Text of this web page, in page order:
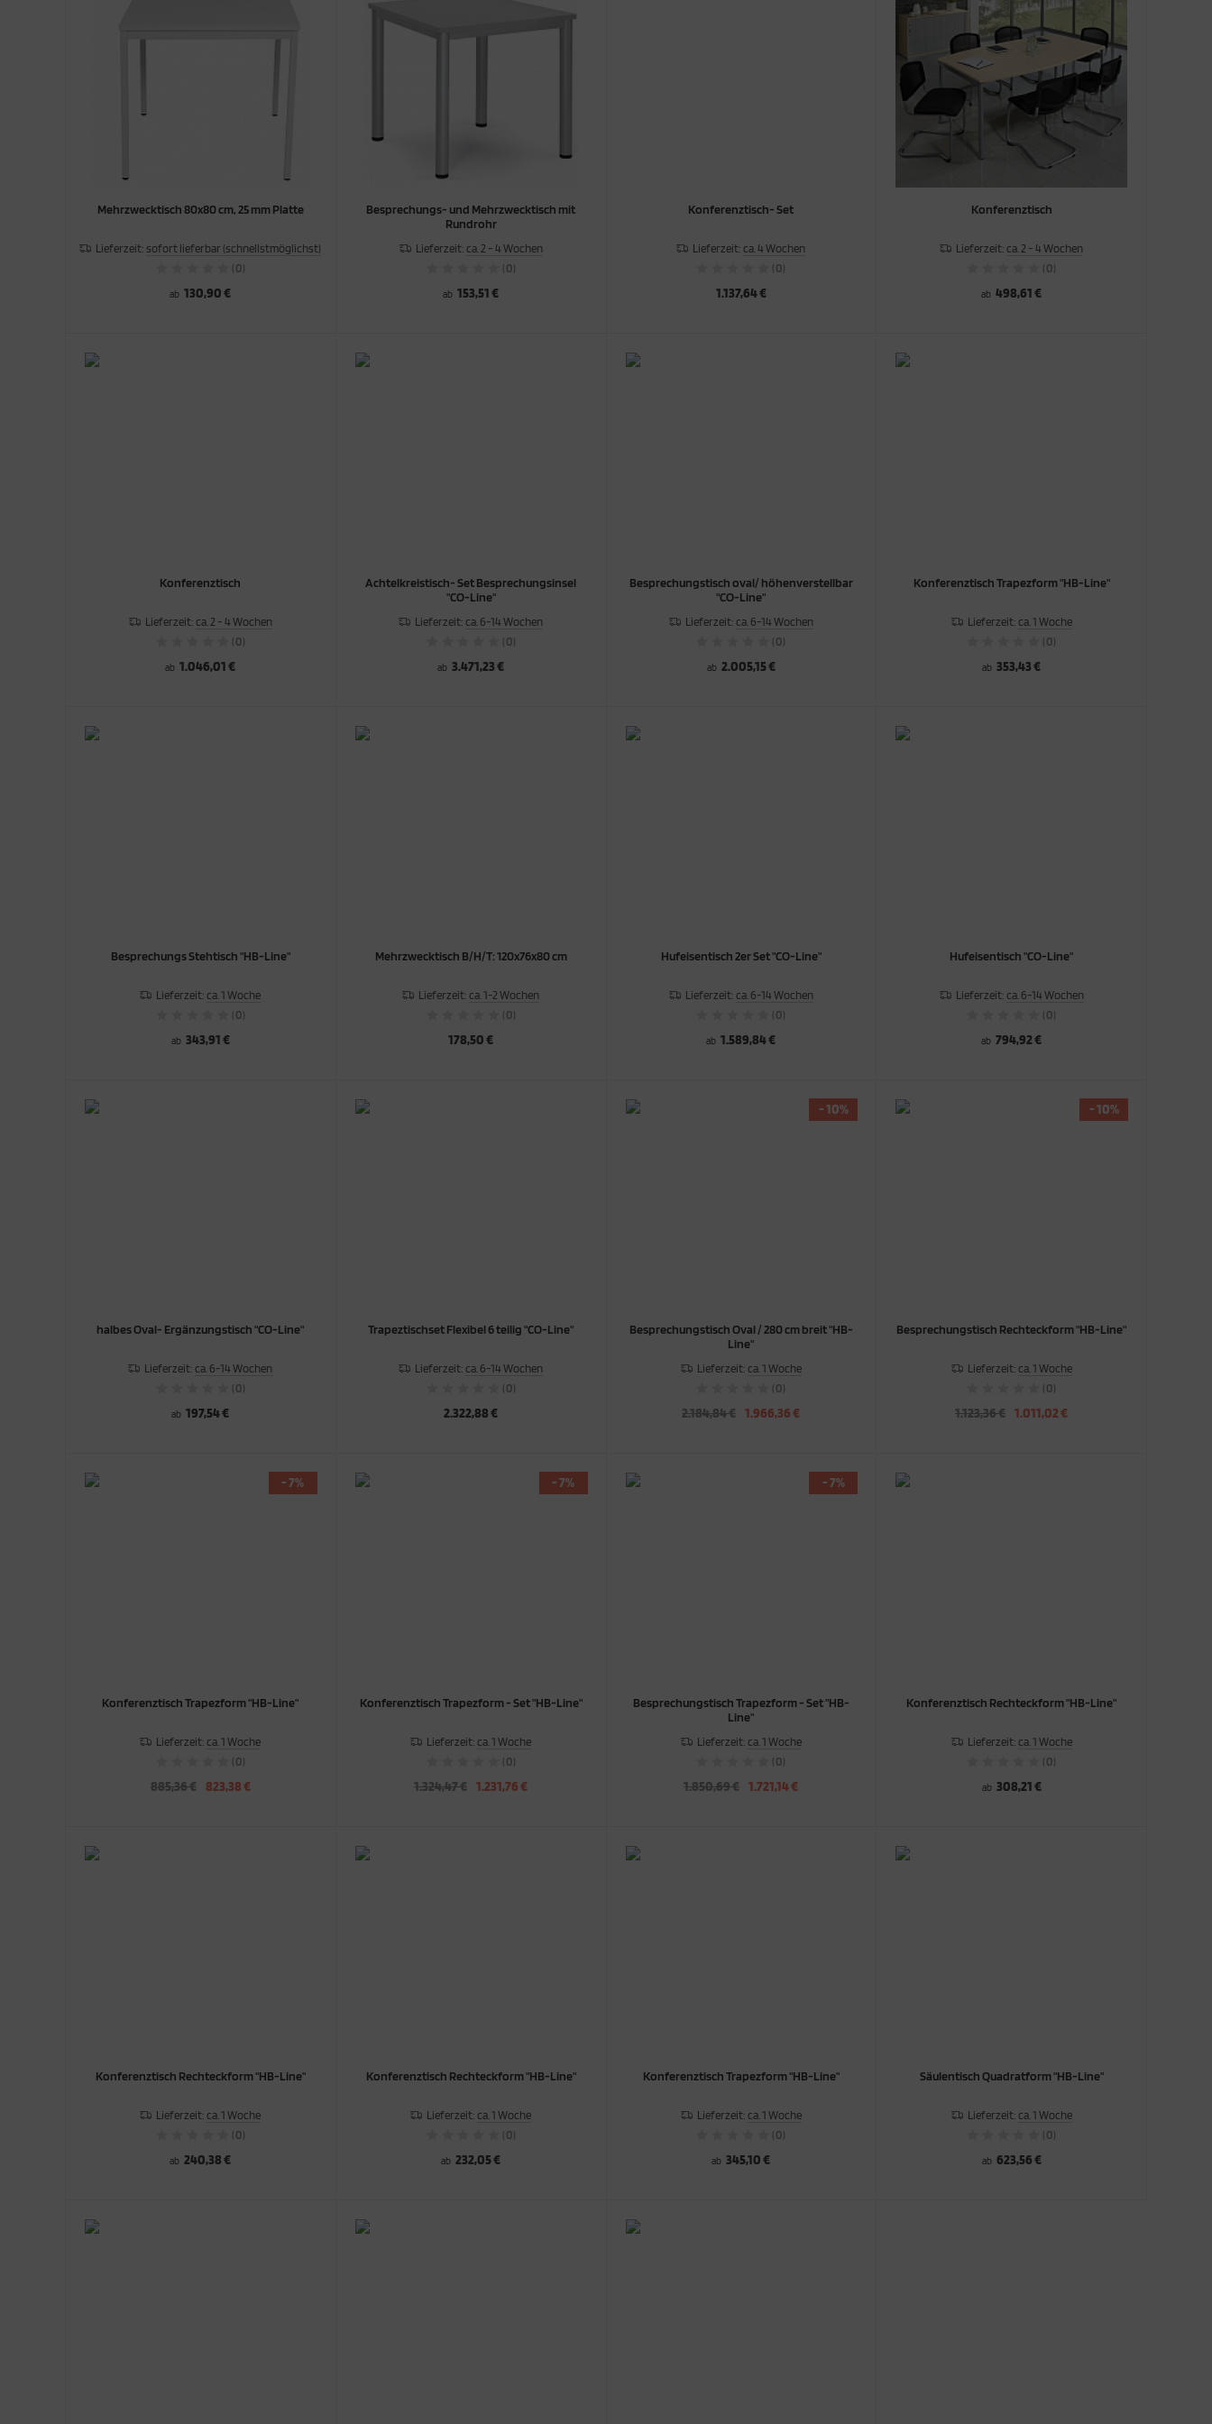
Mehrzwecktisch 80x80 cm, 25 mm Platte
Lieferzeit: sofort lieferbar (schnellstmöglichst)
(0)
ab 130,90 €
Besprechungs- und Mehrzwecktisch mit
Rundrohr
Lieferzeit: ca. 2 - 4 Wochen
(0)
ab 153,51 €
Konferenztisch- Set
Lieferzeit: ca. 4 Wochen
(0)
1.137,64 €
Konferenztisch
Lieferzeit: ca. 2 - 4 Wochen
(0)
ab 498,61 €
Konferenztisch
Lieferzeit: ca. 2 - 4 Wochen
(0)
ab 1.046,01 €
Achtelkreistisch- Set Besprechungsinsel
"CO-Line"
Lieferzeit: ca. 6-14 Wochen
(0)
ab 3.471,23 €
Besprechungstisch oval/ höhenverstellbar
"CO-Line"
Lieferzeit: ca. 6-14 Wochen
(0)
ab 2.005,15 €
Konferenztisch Trapezform "HB-Line"
Lieferzeit: ca. 1 Woche
(0)
ab 353,43 €
Besprechungs Stehtisch "HB-Line"
Lieferzeit: ca. 1 Woche
(0)
ab 343,91 €
Mehrzwecktisch B/H/T: 120x76x80 cm
Lieferzeit: ca. 1-2 Wochen
(0)
178,50 €
Hufeisentisch 2er Set "CO-Line"
Lieferzeit: ca. 6-14 Wochen
(0)
ab 1.589,84 €
Hufeisentisch "CO-Line"
Lieferzeit: ca. 6-14 Wochen
(0)
ab 794,92 €
halbes Oval- Ergänzungstisch "CO-Line"
Lieferzeit: ca. 6-14 Wochen
(0)
ab 197,54 €
Trapeztischset Flexibel 6 teilig "CO-Line"
Lieferzeit: ca. 6-14 Wochen
(0)
2.322,88 €
Besprechungstisch Oval / 280 cm breit "HB-
Line"
Lieferzeit: ca. 1 Woche
(0)
2.184,84 € 1.966,36 €
- 10%
Besprechungstisch Rechteckform "HB-Line"
Lieferzeit: ca. 1 Woche
(0)
1.123,36 € 1.011,02 €
- 10%
Konferenztisch Trapezform "HB-Line"
Lieferzeit: ca. 1 Woche
(0)
885,36 € 823,38 €
- 7%
Konferenztisch Trapezform - Set "HB-Line"
Lieferzeit: ca. 1 Woche
(0)
1.324,47 € 1.231,76 €
- 7%
Besprechungstisch Trapezform - Set "HB-
Line"
Lieferzeit: ca. 1 Woche
(0)
1.850,69 € 1.721,14 €
- 7%
Konferenztisch Rechteckform "HB-Line"
Lieferzeit: ca. 1 Woche
(0)
ab 308,21 €
Konferenztisch Rechteckform "HB-Line"
Lieferzeit: ca. 1 Woche
(0)
ab 240,38 €
Konferenztisch Rechteckform "HB-Line"
Lieferzeit: ca. 1 Woche
(0)
ab 232,05 €
Konferenztisch Trapezform "HB-Line"
Lieferzeit: ca. 1 Woche
(0)
ab 345,10 €
Säulentisch Quadratform "HB-Line"
Lieferzeit: ca. 1 Woche
(0)
ab 623,56 €